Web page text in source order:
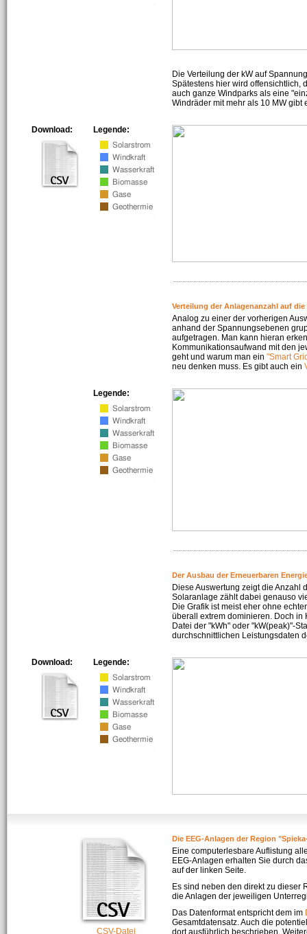
Die Verteilung der kW auf
Spätestens hier wird offensichtlich,
auch ganze Windparks als eine
Windräder mit mehr als 10 MW gibt
Legende:
Download:
Verteilung der Anlagenanzahl auf die
Analog zu einer der vorherigen
anhand der Spannungsebenen
aufgetragen. Man kann hieran
Kommunikationsaufwand mit den
geht und warum man ein "Smart
neu denken muss. Es gibt auch ein
Legende:
Der Ausbau der Erneuerbaren
Diese Auswertung zeigt die Anzahl
Solaranlage zählt dabei genauso
Die Grafik ist meist eher ohne
überall extrem dominieren. Doch in
Datei der "kWh" oder "kW(peak)"-
durchschnittlichen Leistungsdaten
Legende:
Download:
CSV-Datei
Die EEG-Anlagen der Region
Eine computerlesbare Auflistung
EEG-Anlagen erhalten Sie durch
auf der linken Seite.
Es sind neben den direkt zu dieser
die Anlagen der jeweiligen
Das Datenformat entspricht dem im
Gesamtdatensatz. Auch die
dort ausführlich beschrieben.